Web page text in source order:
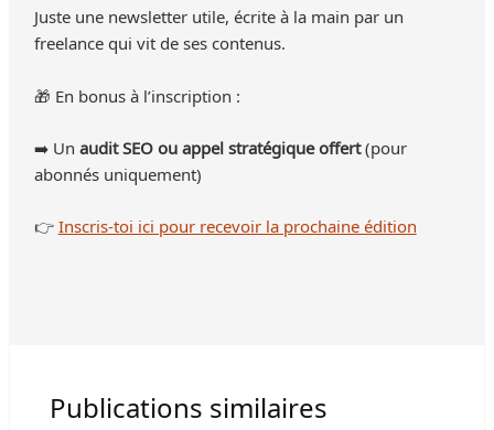
Juste une newsletter utile, écrite à la main par un
freelance qui vit de ses contenus.
🎁 En bonus à l’inscription :
➡️ Unaudit SEO ou appel stratégique offert(pour
abonnés uniquement)
👉Inscris-toi ici pour recevoir la prochaine édition
Publications similaires